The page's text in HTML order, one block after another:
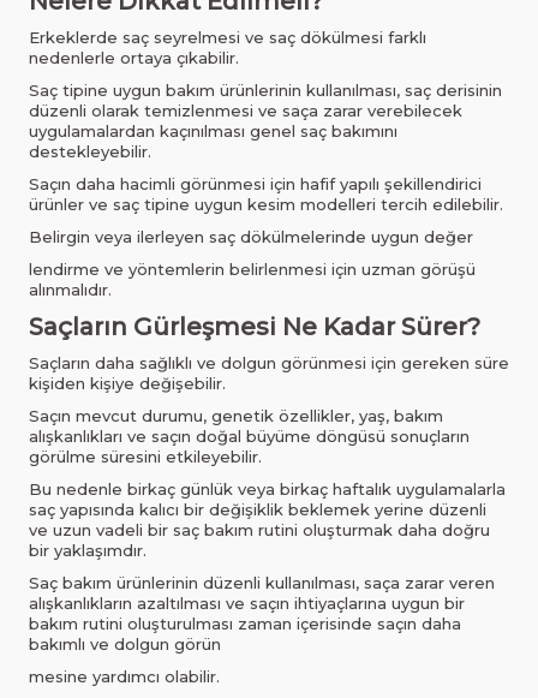
Erkeklerde saç seyrelmesi ve saç dökülmesi farklı
nedenlerle ortaya çıkabilir.
Saç tipine uygun bakım ürünlerinin kullanılması, saç derisinin
düzenli olarak temizlenmesi ve saça zarar verebilecek
uygulamalardan kaçınılması genel saç bakımını
destekleyebilir.
Saçın daha hacimli görünmesi için hafif yapılı şekillendirici
ürünler ve saç tipine uygun kesim modelleri tercih edilebilir.
Belirgin veya ilerleyen saç dökülmelerinde uygun değer
lendirme ve yöntemlerin belirlenmesi için uzman görüşü
alınmalıdır.
Saçların Gürleşmesi Ne Kadar Sürer?
Saçların daha sağlıklı ve dolgun görünmesi için gereken süre
kişiden kişiye değişebilir.
Saçın mevcut durumu, genetik özellikler, yaş, bakım
alışkanlıkları ve saçın doğal büyüme döngüsü sonuçların
görülme süresini etkileyebilir.
Bu nedenle birkaç günlük veya birkaç haftalık uygulamalarla
saç yapısında kalıcı bir değişiklik beklemek yerine düzenli
ve uzun vadeli bir saç bakım rutini oluşturmak daha doğru
bir yaklaşımdır.
Saç bakım ürünlerinin düzenli kullanılması, saça zarar veren
alışkanlıkların azaltılması ve saçın ihtiyaçlarına uygun bir
bakım rutini oluşturulması zaman içerisinde saçın daha
bakımlı ve dolgun görün
mesine yardımcı olabilir.